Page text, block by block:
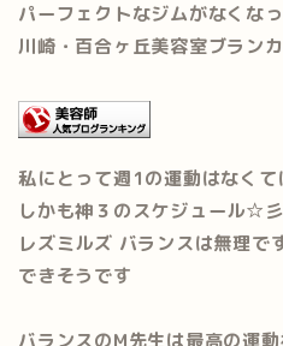
パーフェクトなジムがなくな
川崎・百合ヶ丘美容室ブラン
私にとって週1の運動はなく
しかも神３のスケジュール☆彡
レズミルズ バランスは無理で
できそうです
バランスのM先生は最高の運